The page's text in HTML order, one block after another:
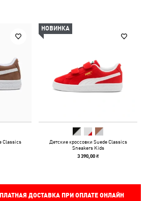
Classics
НОВИНКА
Детские кроссовки Suede Classics
Sneakers Kids
3 390,00 ₴
ДОСТАВКА ПРИ ОПЛАТЕ ОНЛАЙН